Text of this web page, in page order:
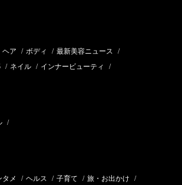
ヘア / ボディ / 最新美容ニュース /
/ ネイル / インナービューティ /
/
タメ / ヘルス / 子育て / 旅・お出かけ /